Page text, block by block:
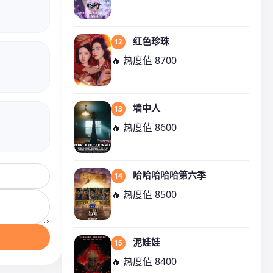
12 红色珍珠
🔥 热度值 8700
13 墙中人
🔥 热度值 8600
14 哈哈哈哈哈第六季
🔥 热度值 8500
15 泥娃娃
🔥 热度值 8400